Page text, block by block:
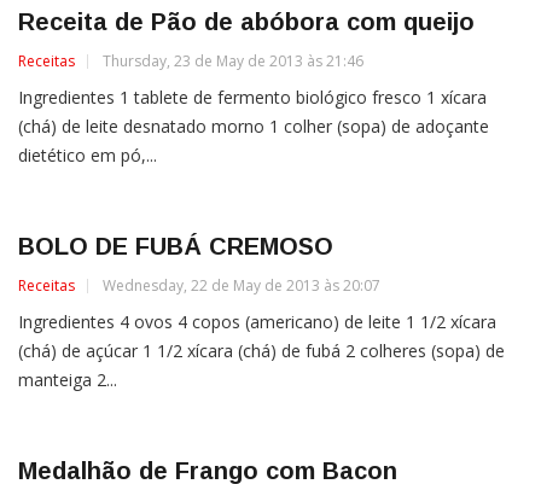
Receita de Pão de abóbora com queijo
Receitas Thursday, 23 de May de 2013 às 21:46
Ingredientes 1 tablete de fermento biológico fresco 1 xícara
(chá) de leite desnatado morno 1 colher (sopa) de adoçante
dietético em pó,...
BOLO DE FUBÁ CREMOSO
Receitas Wednesday, 22 de May de 2013 às 20:07
Ingredientes 4 ovos 4 copos (americano) de leite 1 1/2 xícara
(chá) de açúcar 1 1/2 xícara (chá) de fubá 2 colheres (sopa) de
manteiga 2...
Medalhão de Frango com Bacon